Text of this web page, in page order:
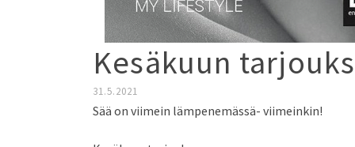
Kesäkuun
31.5.2021
Sää on viimein lämpenemässä- viimeinkin!